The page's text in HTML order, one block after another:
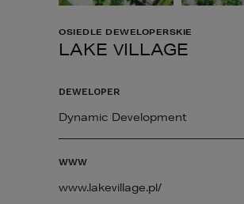
OSIEDLE DEWELOPERSKIE
LAKE VILLAGE
DEWELOPER
Dynamic Development
WWW
www.lakevillage.pl/